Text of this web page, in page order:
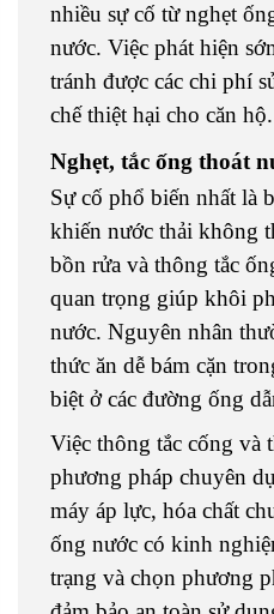
nhiều sự cố từ nghẹt
nước. Việc phát hiện
tránh được các chi phí
chế thiệt hại cho căn hộ.
Nghẹt, tắc ống thoát
Sự cố phổ biến nhất là
khiến nước thải không
bồn rửa và thông tắc
quan trọng giúp khôi
nước. Nguyên nhân
thức ăn dễ bám cặn
biệt ở các đường ống
Việc thông tắc cống và
phương pháp chuyên
máy áp lực, hóa chất
ống nước có kinh
trạng và chọn phương